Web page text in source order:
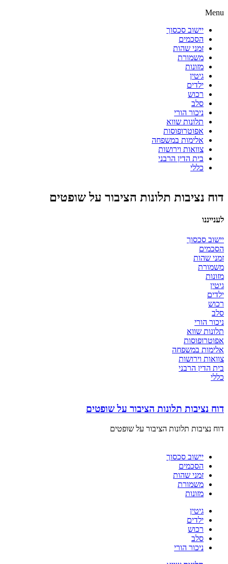
Menu
יישוב סכסוך
הסכמים
זמני שהות
משמורת
מזונות
גיטין
ילדים
רכוש
סלב
ניכור הורי
תלונות שווא
אפוטרופוסות
אלימות במשפחה
צוואות וירושות
בית הדין הרבני
כללי
דוח נציבות תלונות הציבור על שופטים
לענייננו
יישוב סכסוך
הסכמים
זמני שהות
משמורת
מזונות
גיטין
ילדים
רכוש
סלב
ניכור הורי
תלונות שווא
אפוטרופוסות
אלימות במשפחה
צוואות וירושות
בית הדין הרבני
כללי
דוח נציבות תלונות הציבור על שופטים
דוח נציבות תלונות הציבור על שופטים
יישוב סכסוך
הסכמים
זמני שהות
משמורת
מזונות
גיטין
ילדים
רכוש
סלב
ניכור הורי